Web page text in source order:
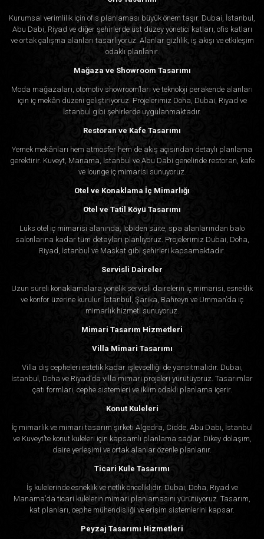
Kurumsal verimlilik için ofis planlaması büyük önem taşır. Dubai, İstanbul,
Abu Dabi, Riyad ve diğer şehirlerde üst düzey yönetici katları, ofis katları
ve ortak çalışma alanları tasarlıyoruz. Alanlar gizlilik, iş akışı ve etkileşim
odaklı planlanır.
Mağaza ve Showroom Tasarımı
Moda mağazaları, otomotiv showroom’ları ve teknoloji perakende alanları
için iç mekân düzeni geliştiriyoruz. Projelerimiz Doha, Dubai, Riyad ve
İstanbul gibi şehirlerde uygulanmaktadır.
Restoran ve Kafe Tasarımı
Yemek mekânları hem atmosfer hem de akış açısından detaylı planlama
gerektirir. Kuveyt, Manama, İstanbul ve Abu Dabi genelinde restoran, kafe
ve lounge iç mimarisi sunuyoruz.
Otel ve Konaklama İç Mimarlığı
Otel ve Tatil Köyü Tasarımı
Lüks otel iç mimarisi alanında, lobiden süite, spa alanlarından balo
salonlarına kadar tüm detayları planlıyoruz. Projelerimiz Dubai, Doha,
Riyad, İstanbul ve Maskat gibi şehirleri kapsamaktadır.
Servisli Daireler
Uzun süreli konaklamalara yönelik servisli dairelerin iç mimarisi, esneklik
ve konfor üzerine kurulur. İstanbul, Şarika, Bahreyn ve Umman’da iç
mimarlık hizmeti sunuyoruz.
Mimari Tasarım Hizmetleri
Villa Mimari Tasarımı
Villa dış cepheleri estetik kadar işlevselliği de yansıtmalıdır. Dubai,
İstanbul, Doha ve Riyad’da villa mimari projeleri yürütüyoruz. Tasarımlar
çatı formları, cephe sistemleri ve iklim odaklı planlama içerir.
Konut Kuleleri
İç mimarlık ve mimari tasarım şirketi Algedra, Cidde, Abu Dabi, İstanbul
ve Kuveyt’te konut kuleleri için kapsamlı planlama sağlar. Dikey dolaşım,
daire yerleşimi ve ortak alanlar özenle planlanır.
Ticari Kule Tasarımı
İş kulelerinde esneklik ve netlik önceliklidir. Dubai, Doha, Riyad ve
Manama’da ticari kulelerin mimari planlamasını yürütüyoruz. Tasarım,
kat planları, cephe mühendisliği ve erişim sistemlerini kapsar.
Peyzaj Tasarımı Hizmetleri